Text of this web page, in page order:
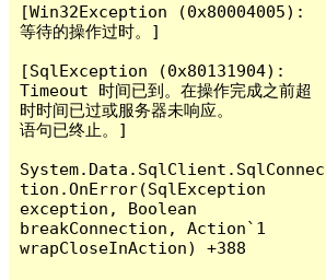
[Win32Exception (0x80004005):
等待的操作过时。]
[SqlException (0x80131904):
Timeout 时间已到。在操作完成之前超
时时间已过或服务器未响应。
语句已终止。]
System.Data.SqlClient.SqlConnec
tion.OnError(SqlException
exception, Boolean
breakConnection, Action`1
wrapCloseInAction) +388